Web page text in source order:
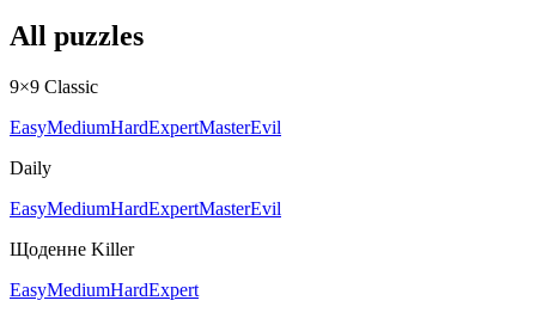
All puzzles
9×9 Classic
EasyMediumHardExpertMasterEvil
Daily
EasyMediumHardExpertMasterEvil
Щоденне Killer
EasyMediumHardExpert